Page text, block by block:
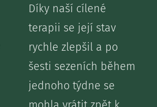
Díky naší cílené
terapii se její stav
rychle zlepšil a po
šesti sezeních během
jednoho týdne se